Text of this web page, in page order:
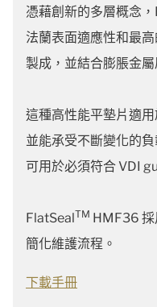
憑藉創新的多層概念
法蘭表面適應性和最
製成，並結合膨脹金
這種高性能平墊片適
並能承受不斷變化的
可用於必須符合 VDI
FlatSealTM HMF36 採
簡化維護流程。
下載手冊